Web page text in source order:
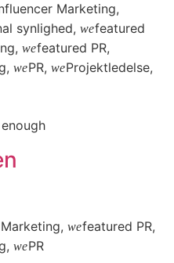
Marketing,
synlighed,
featured
, featured PR,
, PR, Projektledelse,
, featured PR,
, PR